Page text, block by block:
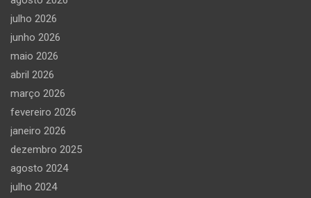
julho 2026
junho 2026
maio 2026
abril 2026
março 2026
fevereiro 2026
janeiro 2026
dezembro 2025
agosto 2024
julho 2024